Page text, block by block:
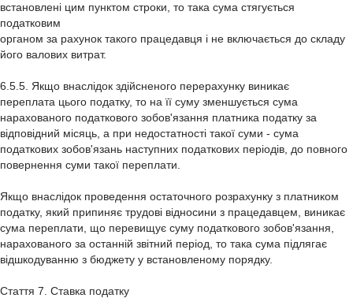
встановлені цим пунктом строки, то така сума стягується
податковим
органом за рахунок такого працедавця і не включається до складу
його валових витрат.
6.5.5. Якщо внаслідок здійсненого перерахунку виникає
переплата цього податку, то на її суму зменшується сума
нарахованого податкового зобов'язання платника податку за
відповідний місяць, а при недостатності такої суми - сума
податкових зобов'язань наступних податкових періодів, до повного
повернення суми такої переплати.
Якщо внаслідок проведення остаточного розрахунку з платником
податку, який припиняє трудові відносини з працедавцем, виникає
сума переплати, що перевищує суму податкового зобов'язання,
нарахованого за останній звітний період, то така сума підлягає
відшкодуванню з бюджету у встановленому порядку.
Стаття 7. Ставка податку